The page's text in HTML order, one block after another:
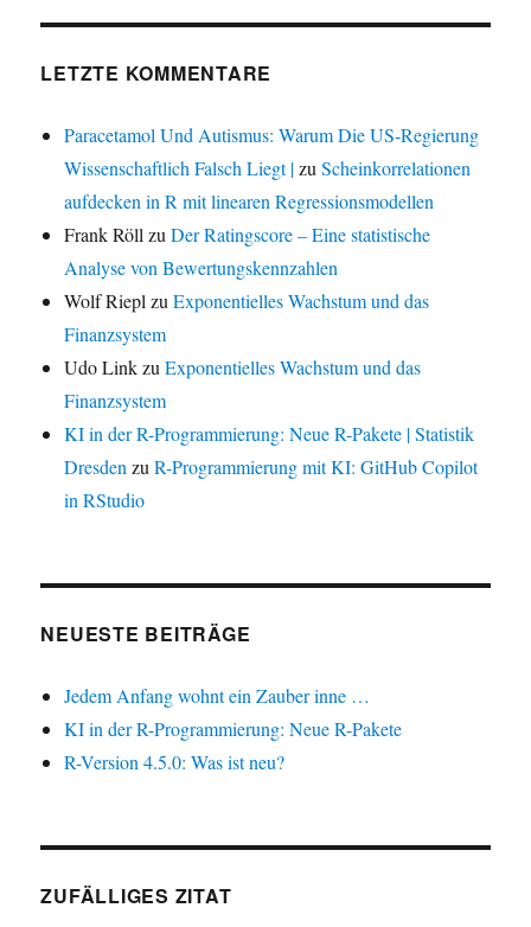
LETZTE KOMMENTARE
Paracetamol Und Autismus: Warum Die US-Regierung
Wissenschaftlich Falsch Liegt |zuScheinkorrelationen
aufdecken in R mit linearen Regressionsmodellen
Frank RöllzuDer Ratingscore – Eine statistische
Analyse von Bewertungskennzahlen
Wolf RieplzuExponentielles Wachstum und das
Finanzsystem
Udo LinkzuExponentielles Wachstum und das
Finanzsystem
KI in der R-Programmierung: Neue R-Pakete | Statistik
DresdenzuR-Programmierung mit KI: GitHub Copilot
in RStudio
NEUESTE BEITRÄGE
Jedem Anfang wohnt ein Zauber inne …
KI in der R-Programmierung: Neue R-Pakete
R-Version 4.5.0: Was ist neu?
ZUFÄLLIGES ZITAT